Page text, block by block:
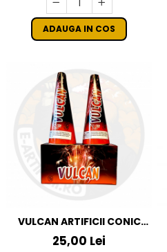
ADAUGA IN COS
VULCAN ARTIFICII CONIC
7.5"
25,00 Lei